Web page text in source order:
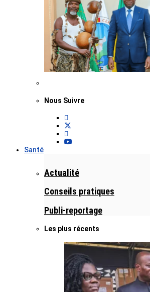
Nous Suivre
Santé
Actualité
Conseils pratiques
Publi-reportage
Les plus récents